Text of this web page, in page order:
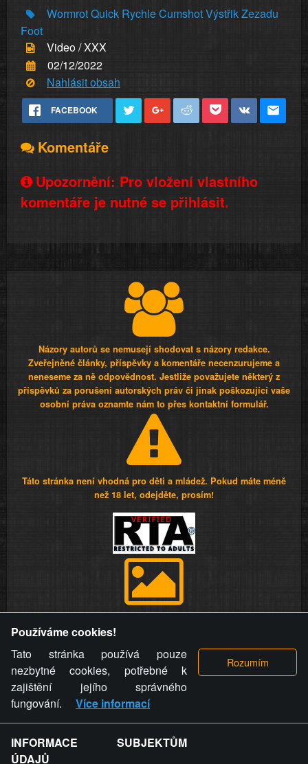
WormrotQuick RychleCumshotVýstřikZezadu
Foot
Video / XXX
02/12/2022
Nahlásit obsah
FACEBOOK
Komentáře
Upozornění: Pro vložení vlastního
komentáře je nutné se přihlásit.
Názory autorů se nemusejí shodovat s názory redakce.
Zveřejněné články, příspěvky a komentáře necenzurujeme a
neneseme za ně odpovědnost. Jestliže považujete některý z
příspěvků za porušení autorských práv či jinak poškozující vaše
osobní práva oznamte nám to přes kontaktní formulář.
Táto stránka není vhodná pro děti a mládež. Pokud máte méně
než 18 let, odejděte, prosím!
videa a komentáře. Osoba, které se toto opatření provozovatele
stránky týče, ani osoba, která umístila fotografii nebo video na
stránku, nemůže z důvodu odstranění fotografie, videa nebo
komentáře pro výše uvedenou okolnost uplatnit vůči
provozovateli stránky žádný nárok na náhradu škody nebo
nemajetkové újmy.
ZVRÁCENÝ.CZ - Svět není zvrácenej. To jen
Používáme cookies!
Tato stránka používá pouze
nezbytné cookies, potřebné k
zajištění jejího správného
fungování.
Více informací
INFORMACE SUBJEKTŮM
ÚDAJŮ